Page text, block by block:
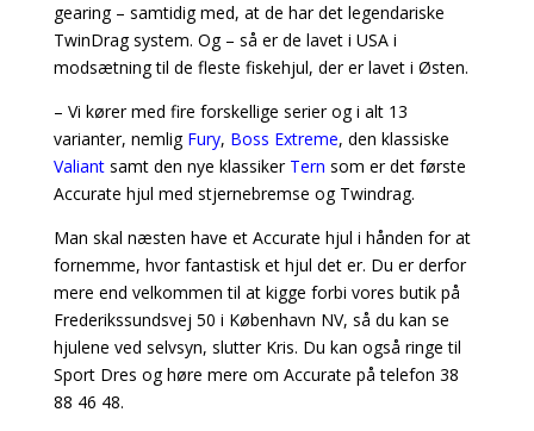
gearing – samtidig med, at de har det legendariske
TwinDrag system. Og – så er de lavet i USA i
modsætning til de fleste fiskehjul, der er lavet i Østen.
– Vi kører med fire forskellige serier og i alt 13
varianter, nemlig Fury, Boss Extreme, den klassiske
Valiantsamt den nye klassiker Tern som er det første
Accurate hjul med stjernebremse og Twindrag.
Man skal næsten have et Accurate hjul i hånden for at
fornemme, hvor fantastisk et hjul det er. Du er derfor
mere end velkommen til at kigge forbi vores butik på
Frederikssundsvej 50 i København NV, så du kan se
hjulene ved selvsyn, slutter Kris. Du kan også ringe til
Sport Dres og høre mere om Accurate på telefon 38
88 46 48.